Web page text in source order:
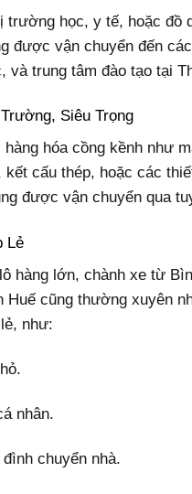
trường học, y tế, hoặc đồ
được vận chuyển đến
và trung tâm đào tạo tại
Siêu Trọng
hàng hóa cồng kềnh như
kết cấu thép, hoặc các
được vận chuyển qua
Lẻ
hàng lớn, chành xe từ
Huế cũng thường xuyên
như:
nhân.
chuyển nhà.